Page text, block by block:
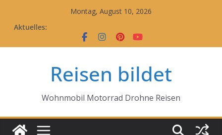
Montag, August 10, 2026
Aktuelles:
Reisen bildet
Wohnmobil Motorrad Drohne Reisen